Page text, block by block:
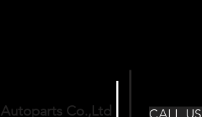
Co.,Ltd